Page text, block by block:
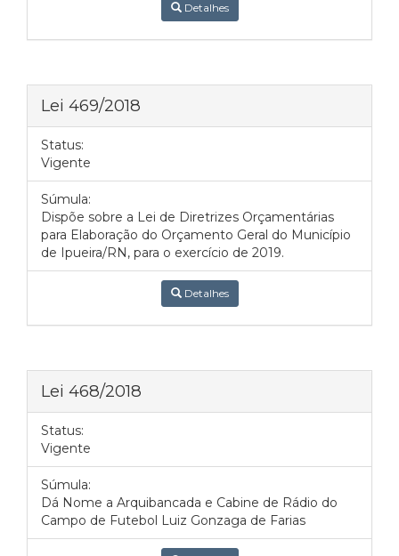
Detalhes
Lei 469/2018
Status:
Vigente
Súmula:
Dispõe sobre a Lei de Diretrizes Orçamentárias
para Elaboração do Orçamento Geral do Município
de Ipueira/RN, para o exercício de 2019.
Detalhes
Lei 468/2018
Status:
Vigente
Súmula:
Dá Nome a Arquibancada e Cabine de Rádio do
Campo de Futebol Luiz Gonzaga de Farias